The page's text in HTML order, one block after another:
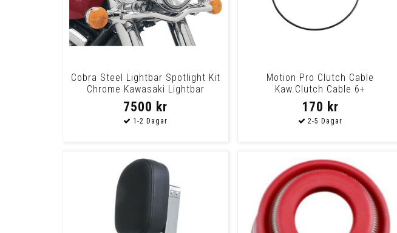
Cobra Steel Lightbar Spotlight Kit
Chrome Kawasaki Lightbar
Vn1600 Nom
7500 kr
Motion Pro Clutch Cable
Kaw.Clutch Cable 6+
170 kr